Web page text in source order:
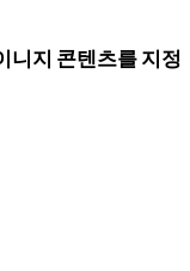
니지 콘텐츠를 지정